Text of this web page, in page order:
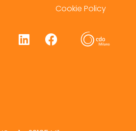
Cookie Policy